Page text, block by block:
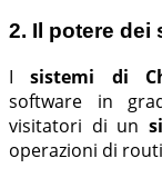
2. Il potere dei
Isistemi di
software in
visitatori di un
operazioni di